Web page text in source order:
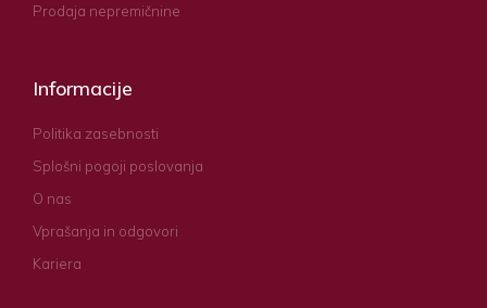
Prodaja nepremičnine
Informacije
Politika zasebnosti
Splošni pogoji poslovanja
O nas
Vprašanja in odgovori
Kariera